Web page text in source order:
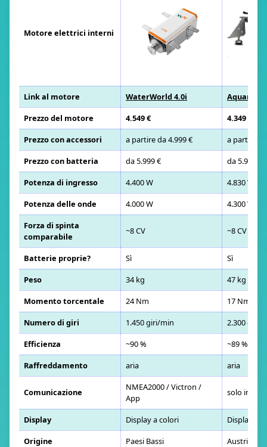
Motore elettrici interni
Link al motore WaterWorld 4.0i
Aquamot
Prezzo del motore
4.549 €
4.349 €
Prezzo con accessori
a partire da 4.999 €
a partire
Prezzo con batteria
da 5.999 €
da 5.999 €
Potenza di ingresso
4.400 W
4.830 W
Potenza delle onde
4.000 W
4.300 W
Forza di spinta
comparabile
~8 CV ~8 CV
Batterie proprie? Sì
Sì
Peso
34 kg
47 kg
Momento torcentale
24 Nm
17 Nm
Numero di giri
1.450 giri/min
2.300 giri/
Efficienza
~90 %
~89 %
Raffreddamento
aria aria
Comunicazione
NMEA2000 / Victron /
App
solo
Display Display a colori
Display a
Origine
Paesi Bassi Austria